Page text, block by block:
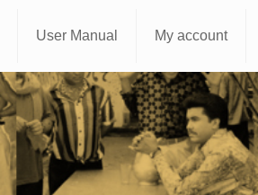
User Manual My account